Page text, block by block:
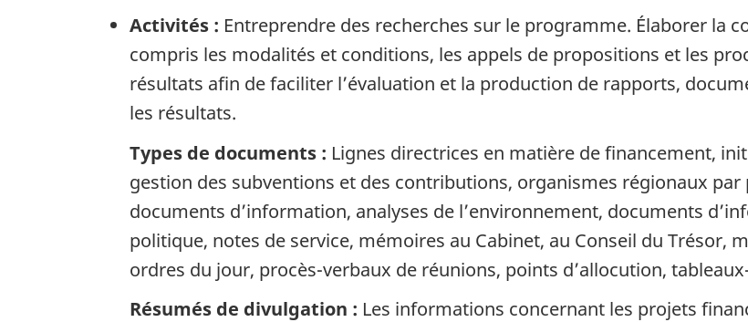
Activités : Entreprendre des recherches sur le programme. Élaborer la
compris les modalités et conditions, les appels de propositions et les
résultats afin de faciliter l’évaluation et la production de rapports,
les résultats.
Types de documents : Lignes directrices en matière de financement,
gestion des subventions et des contributions, organismes régionaux
documents d’information, analyses de l’environnement, documents
politique, notes de service, mémoires au Cabinet, au Conseil du Trésor,
ordres du jour, procès-verbaux de réunions, points d’allocution,
Résumés de divulgation : Les informations concernant les projets